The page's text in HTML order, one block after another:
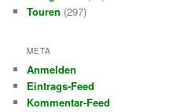
Touren (297)
META
Anmelden
Eintrags-Feed
Kommentar-Feed